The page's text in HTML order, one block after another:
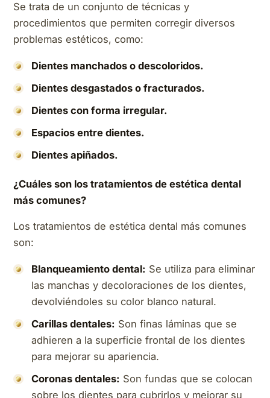
Se trata de un conjunto de técnicas y
procedimientos que permiten corregir diversos
problemas estéticos, como:
Dientes manchados o descoloridos.
Dientes desgastados o fracturados.
Dientes con forma irregular.
Espacios entre dientes.
Dientes apiñados.
¿Cuáles son los tratamientos de estética dental
más comunes?
Los tratamientos de estética dental más comunes
son:
Blanqueamiento dental: Se utiliza para eliminar
las manchas y decoloraciones de los dientes,
devolviéndoles su color blanco natural.
Carillas dentales: Son finas láminas que se
adhieren a la superficie frontal de los dientes
para mejorar su apariencia.
Coronas dentales: Son fundas que se colocan
sobre los dientes para cubrirlos y mejorar su